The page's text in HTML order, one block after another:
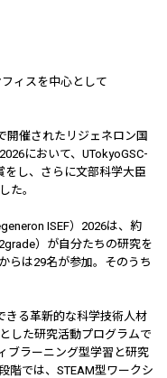
ィスを中心として
開催されたリジェネロン国
において、UTokyoGSC-
し、さらに文部科学大臣
た。
ISEF）2026は、約
）が自分たちの研究を
らは29名が参加。そのうち
きる革新的な科学技術人材
した研究活動プログラムで
ブラーニング型学習と研究
階では、STEAM型ワークシ